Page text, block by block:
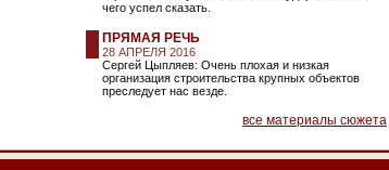
чего успел сказать.
ПРЯМАЯ РЕЧЬ
28 АПРЕЛЯ 2016
Сергей Цыпляев: Очень плохая и низкая
организация строительства крупных объектов
преследует нас везде.
все материалы сюжета